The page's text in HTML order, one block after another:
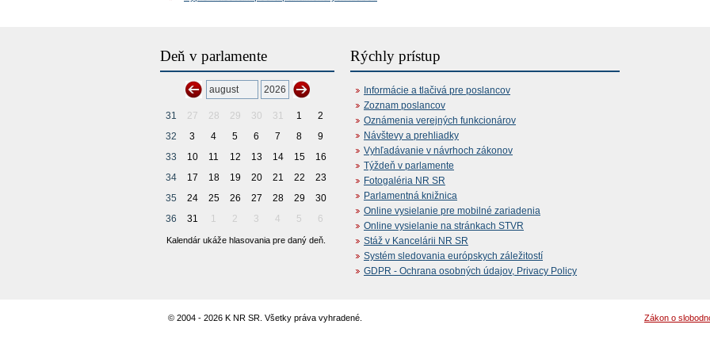
Deň v parlamente
31 27 28 29 30 31 1
2
32
3 4 5 6 7 8
9
33
10 11 12 13 14 15
16
34
17 18 19 20 21 22
23
35
24 25 26 27 28 29
30
36
31 1 2 3 4 5 6
Kalendár ukáže hlasovania pre daný deň.
Rýchly prístup
Informácie a tlačivá pre poslancov
Zoznam poslancov
Oznámenia verejných funkcionárov
Návštevy a prehliadky
Vyhľadávanie v návrhoch zákonov
Týždeň v parlamente
Fotogaléria NR SR
Parlamentná knižnica
Online vysielanie pre mobilné zariadenia
Online vysielanie na stránkach STVR
Stáž v Kancelárii NR SR
Systém sledovania európskych záležitostí
GDPR - Ochrana osobných údajov, Privacy Policy
© 2004 - 2026 K NR SR. Všetky práva vyhradené. Zákon o